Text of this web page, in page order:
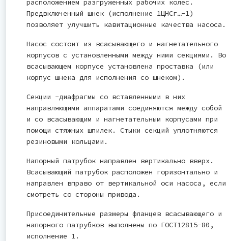
расположением разгруженных рабочих колес.
Предвключенный шнек (исполнение 1ЦНСг…-1)
позволяет улучшить кавитационные качества насоса.
Насос состоит из всасывающего и нагнетательного
корпусов с установленными между ними секциями. Во
всасывающем корпусе установлена проставка (или
корпус шнека для исполнения со шнеком).
Секции -диафрагмы со вставленными в них
направляющими аппаратами соединяются между собой
и со всасывающим и нагнетательным корпусами при
помощи стяжных шпилек. Стыки секций уплотняются
резиновыми кольцами.
Напорный патрубок направлен вертикально вверх.
Всасывающий патрубок расположен горизонтально и
направлен вправо от вертикальной оси насоса, если
смотреть со стороны привода.
Присоединительные размеры фланцев всасывающего и
напорного патрубков выполнены по ГОСТ12815-80,
исполнение 1.